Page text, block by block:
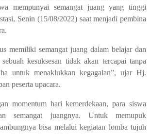
mempunyai semangat juang yang tinggi
Senin (15/08/2022) saat menjadi pembina
memiliki semangat juang dalam belajar dan
kesuksesan tidak akan tercapai tanpa
untuk menaklukkan kegagalan”, ujar Hj.
peserta upacara.
momentum hari kemerdekaan, para siswa
semangat juangnya. Untuk memupuk
bisa melalui kegiatan lomba tujuh